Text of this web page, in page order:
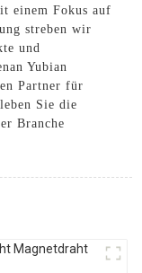
einem Fokus auf
streben wir
und
Yubian
Partner für
Sie die
Branche